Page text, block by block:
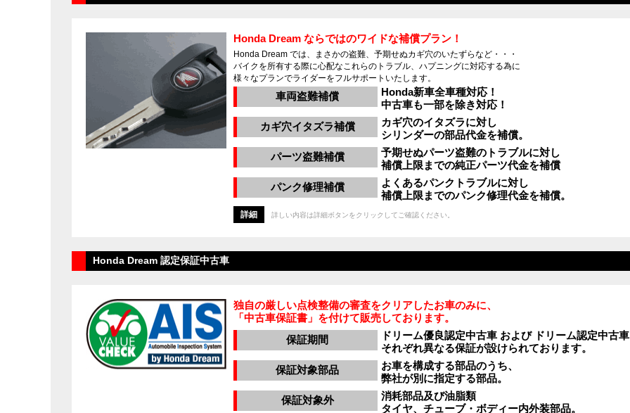
Honda Dream ならではのワイドな補償プラン！
Honda Dream では、まさかの盗難、予期せぬカギ穴のいたずらなど・・・
バイクを所有する際に心配なこれらのトラブル、ハプニングに対応する為に
様々なプランでライダーをフルサポートいたします。
車両盗難補償
Honda新車全車種対応！
中古車も一部を除き対応！
カギ穴イタズラ補償
カギ穴のイタズラに対し
シリンダーの部品代金を補償。
パーツ盗難補償
予期せぬパーツ盗難のトラブルに対し
補償上限までの純正パーツ代金を補償
パンク修理補償
よくあるパンクトラブルに対し
補償上限までのパンク修理代金を補償。
詳細 詳しい内容は詳細ボタンをクリックしてご確認ください。
Honda Dream 認定保証中古車
独自の厳しい点検整備の審査をクリアしたお車のみに、
「中古車保証書」を付けて販売しております。
保証期間
ドリーム優良認定中古車 および ドリーム認定中古
それぞれ異なる保証が設けられております。
保証対象部品
お車を構成する部品のうち、
弊社が別に指定する部品。
保証対象外
消耗部品及び油脂類
タイヤ、チューブ・ボディー内外装部品。